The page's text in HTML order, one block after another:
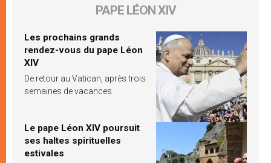
PAPE LÉON XIV
Les prochains grands
rendez-vous du pape Léon
XIV
De retour au Vatican, après trois
semaines de vacances
Le pape Léon XIV poursuit
ses haltes spirituelles
estivales